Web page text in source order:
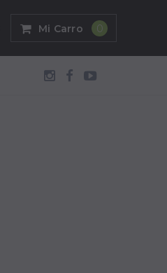
Mi Carro 0